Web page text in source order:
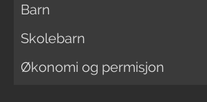
Barn
Skolebarn
Økonomi og permisjon